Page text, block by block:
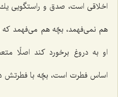
اخلاقی است، صدق و راستگویی
هم نمی‌فهمد، بچّه هم می‌فهمد كه
او به دروغ برخورد كند اصلًا
اساس فطرت است، بچّه با فطرتش